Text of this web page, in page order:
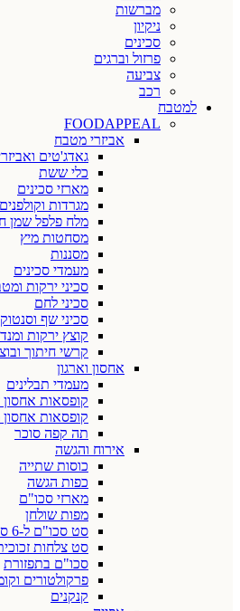
מברשות
ניקיון
סכינים
פרזול וברגים
צביעה
רכב
למטבח
FOODAPPEAL
אביזרי מטבח
גאדג'טים
כלי ששת
מארזי סכינים
מגרדות וקולפנים
מלח פלפל שמן
מסחטות מיץ
מסננות
מעמדי סכינים
סכיני ירקות
סכיני לחם
סכיני שף
קוצץ ירקות
קרשי חיתוך
אחסון וארגון
מעמדי תבלינים
קופסאות אחסון
קופסאות
תה קפה סוכר
אירוח והגשה
כוסות שתייה
כפות הגשה
מארזי סכו"ם
מפות שולחן
סט סכו"ם ל-6 סועדים
סט צלחות
סכו"ם בתפזורת
פרקולטורים
קנקנים